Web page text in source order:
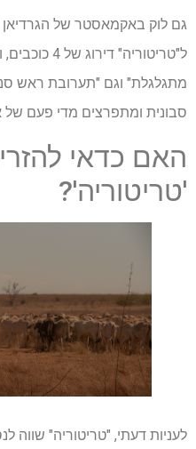
גם לוק באקמאסטר של
מתגלגלת" וגם "תערובת ראש
סבונית ומתפרצים מדי פעם של
האם כדאי
'טריטוריה'?
לעניות דעתי, "טריטוריה" שווה